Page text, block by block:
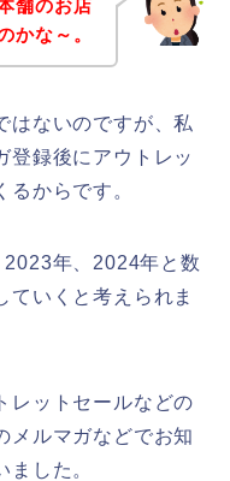
舗のお店
かな～。
はないのですが、私
登録後にアウトレッ
るからです。
年、2024年と数
ていくと考えられま
レットセールなどの
メルマガなどでお知
した。